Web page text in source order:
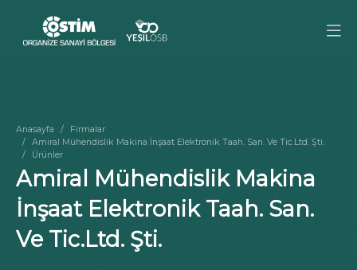
Anasayfa
Firmalar
Amiral Mühendislik Makina İnşaat Elektronik Taah. San. Ve Tic.Ltd. Şti.
Ürünler
Amiral Mühendislik Makina
İnşaat Elektronik Taah. San.
Ve Tic.Ltd. Şti.